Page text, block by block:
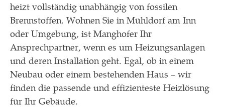
heizt vollständig unabhängig von fossilen
Brennstoffen. Wohnen Sie in Mühldorf am Inn
oder Umgebung, ist Manghofer Ihr
Ansprechpartner, wenn es um Heizungsanlagen
und deren Installation geht. Egal, ob in einem
Neubau oder einem bestehenden Haus – wir
finden die passende und effizienteste Heizlösung
für Ihr Gebäude.